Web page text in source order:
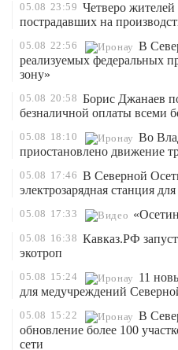
05.08 23:59 Четверо
пострадавших на
05.08 22:56
В
реализуемых федеральных
зону»
05.08 20:58 Борис Джанаев
безналичной оплаты всеми
05.08 18:10
Во
приостановлено движение
05.08 17:46 В Северной
электрозарядная станция
05.08 17:33
05.08 16:38 Кавказ.РФ
экотроп
05.08 15:24
11
для медучреждений
05.08 15:22
В
обновление более 100
сети